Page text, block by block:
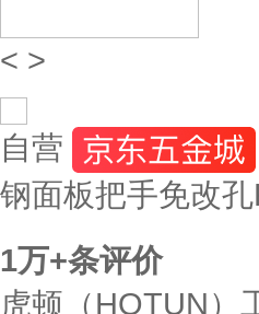
< >
自营
钢面板把手免改
1万+条评价
虎顿（HOTUN）